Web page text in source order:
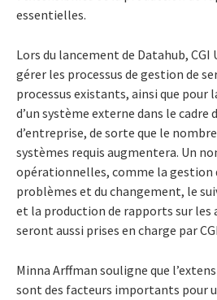
essentielles.
Lors du lancement de Datahub, CGI
gérer les processus de gestion de
processus existants, ainsi que pour
d’un système externe dans le cadre
d’entreprise, de sorte que le
systèmes requis augmentera. Un
opérationnelles, comme la gestion
problèmes et du changement, le
et la production de rapports sur les
seront aussi prises en charge par
Minna Arffman souligne que
sont des facteurs importants pour